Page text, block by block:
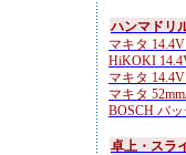
ハンマドリ
マキタ 14.4V
HiKOKI
マキタ 14.4V
マキタ
BOSCH バ
卓上・スラ